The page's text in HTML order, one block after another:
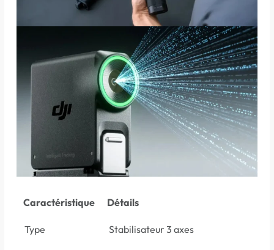
Caractéristique Détails
Type Stabilisateur 3 axes